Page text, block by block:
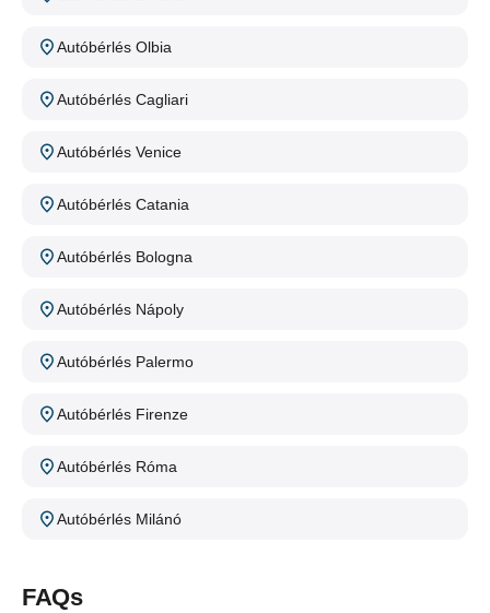
Autóbérlés Olbia
Autóbérlés Cagliari
Autóbérlés Venice
Autóbérlés Catania
Autóbérlés Bologna
Autóbérlés Nápoly
Autóbérlés Palermo
Autóbérlés Firenze
Autóbérlés Róma
Autóbérlés Milánó
FAQs